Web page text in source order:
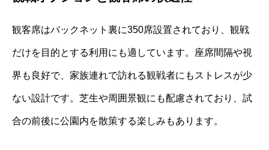
観客席はバックネット裏に350席設置されており、観戦
だけを目的とする利用にも適しています。座席間隔や視
界も良好で、家族連れで訪れる観戦者にもストレスが少
ない設計です。芝生や周囲景観にも配慮されており、試
合の前後に公園内を散策する楽しみもあります。